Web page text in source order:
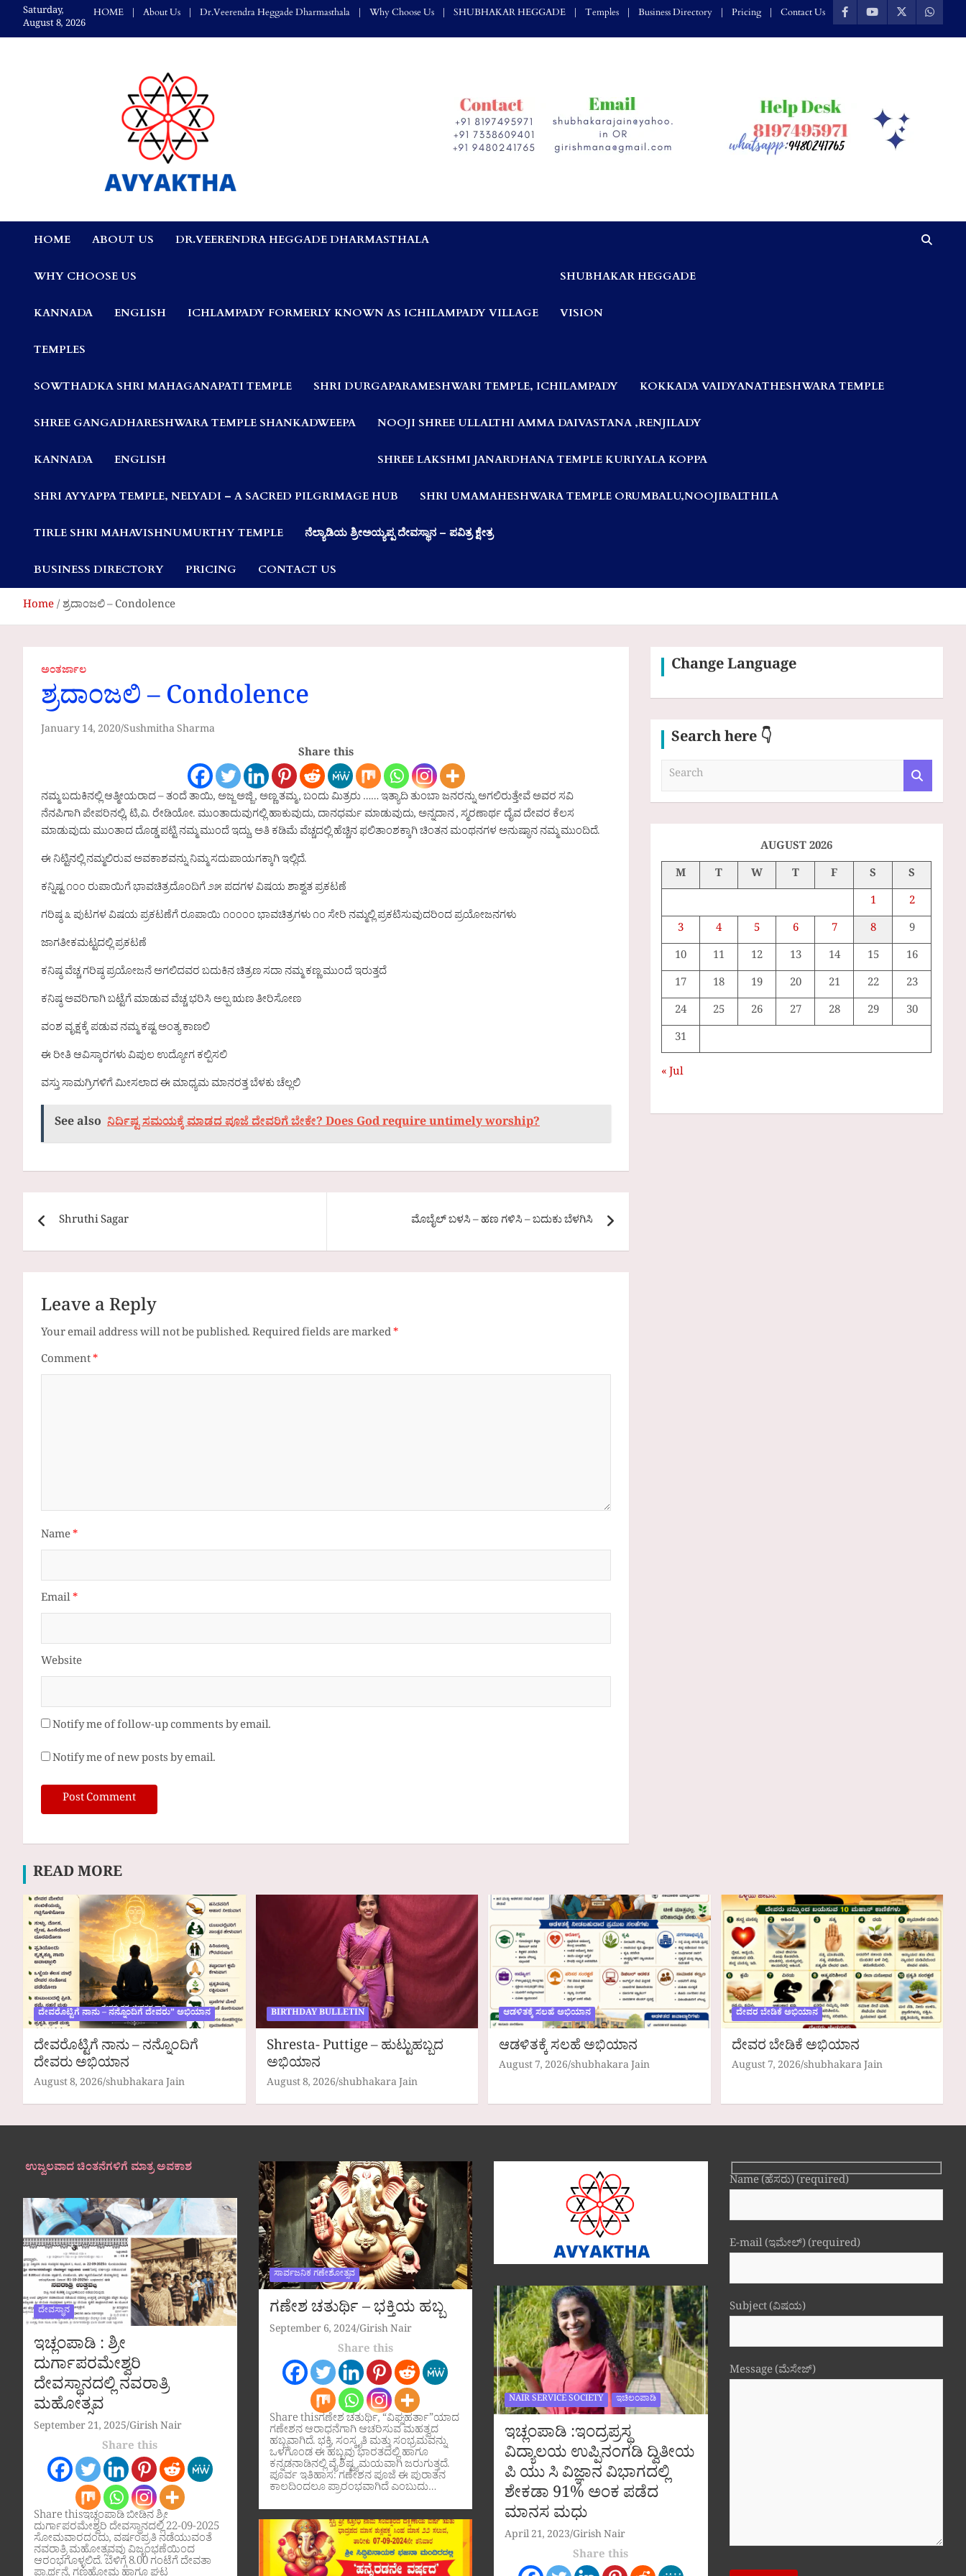
content
Saturday,
August 8, 2026
HOME About Us Dr.Veerendra Heggade Dharmasthala Why Choose Us SHUBHAKAR HEGGADE Temples Business Directory Pricing Contact Us
Avyaktha Bulletin:
Connecting Temples,
Professionals, &
Communities
HOME ABOUT US DR.VEERENDRA HEGGADE DHARMASTHALA
WHY CHOOSE US
KANNADA ENGLISH ICHLAMPADY FORMERLY KNOWN AS ICHILAMPADY VILLAGE
SHUBHAKAR HEGGADE
VISION
TEMPLES
SOWTHADKA SHRI MAHAGANAPATI TEMPLE SHRI DURGAPARAMESHWARI TEMPLE, ICHILAMPADY KOKKADA VAIDYANATHESHWARA TEMPLE
SHREE GANGADHARESHWARA TEMPLE SHANKADWEEPA
KANNADA ENGLISH
NOOJI SHREE ULLALTHI AMMA DAIVASTANA ,RENJILADY
SHREE LAKSHMI JANARDHANA TEMPLE KURIYALA KOPPA
SHRI AYYAPPA TEMPLE, NELYADI – A SACRED PILGRIMAGE HUB SHRI UMAMAHESHWARA TEMPLE ORUMBALU,NOOJIBALTHILA
TIRLE SHRI MAHAVISHNUMURTHY TEMPLE ನೆಲ್ಯಾಡಿಯ ಶ್ರೀಅಯ್ಯಪ್ಪ ದೇವಸ್ಥಾನ – ಪವಿತ್ರ ಕ್ಷೇತ್ರ
BUSINESS DIRECTORY PRICING CONTACT US
Home ಶ್ರದಾಂಜಲಿ – Condolence
ಅಂತರ್ಜಾಲ
ಶ್ರದಾಂಜಲಿ – Condolence
January 14, 2020Sushmitha Sharma
Share this
ನಮ್ಮ ಬದುಕಿನಲ್ಲಿ ಆತ್ಮೀಯರಾದ – ತಂದೆ ತಾಯಿ, ಅಜ್ಜ ಅಜ್ಜಿ , ಅಣ್ಣ ತಮ್ಮ , ಬಂದು ಮಿತ್ರರು …… ಇತ್ಯಾದಿ ತುಂಬಾ ಜನರನ್ನು ಅಗಲಿರುತ್ತೇವೆ ಅವರ ಸವಿ
ನೆನಪಿಗಾಗಿ ಪೇಪರಿನಲ್ಲಿ, ಟಿ,ವಿ. ರೇಡಿಯೋ. ಮುಂತಾದುವುಗಲ್ಲಿ ಹಾಕುವುದು, ದಾನಧರ್ಮ ಮಾಡುವುದು, ಅನ್ನದಾನ , ಸ್ಮರಣಾರ್ಥ ದೈವ ದೇವರ ಕೆಲಸ
ಮಾಡುವುದು ಮುಂತಾದ ದೊಡ್ಡ ಪಟ್ಟಿ ನಮ್ಮ ಮುಂದೆ ಇದ್ದು, ಅತಿ ಕಡಿಮೆ ವೆಚ್ಚದಲ್ಲಿ ಹೆಚ್ಚಿನ ಫಲಿತಾಂಶಕ್ಕಾಗಿ ಚಿಂತನ ಮಂಥನಗಳ ಅನುಷ್ಠಾನ ನಮ್ಮ ಮುಂದಿದೆ.
ಈ ನಿಟ್ಟಿನಲ್ಲಿ ನಮ್ಮಲಿರುವ ಅವಕಾಶವನ್ನು ನಿಮ್ಮ ಸದುಪಾಯಗಕ್ಕಾಗಿ ಇಲ್ಲಿದೆ.
ಕನ್ನಿಷ್ಟ ೧೦೦ ರುಪಾಯಿಗೆ ಭಾವಚಿತ್ರದೊಂದಿಗೆ ೨೫ ಪದಗಳ ವಿಷಯ ಶಾಶ್ವತ ಪ್ರಕಟಣೆ
ಗರಿಷ್ಠ ೩ ಪುಟಗಳ ವಿಷಯ ಪ್ರಕಟಣೆಗೆ ರೂಪಾಯಿ ೧೦೦೦೦ ಭಾವಚಿತ್ರಗಳು ೧೦ ಸೇರಿ ನಮ್ಮಲ್ಲಿ ಪ್ರಕಟಿಸುವುದರಿಂದ ಪ್ರಯೋಜನಗಳು
ಜಾಗತೀಕಮಟ್ಟದಲ್ಲಿ ಪ್ರಕಟಣೆ
ಕನಿಷ್ಠ ವೆಚ್ಚ ಗರಿಷ್ಠ ಪ್ರಯೋಜನೆ ಅಗಲಿದವರ ಬದುಕಿನ ಚಿತ್ರಣ ಸದಾ ನಮ್ಮ ಕಣ್ಣ ಮುಂದೆ ಇರುತ್ತದೆ
ಕನಿಷ್ಠ ಅವರಿಗಾಗಿ ಬಟ್ಟೆಗೆ ಮಾಡುವ ವೆಚ್ಚ ಭರಿಸಿ ಅಲ್ಪ ಋಣ ತೀರಿಸೋಣ
ವಂಶ ವೃಕ್ಷಕ್ಕೆ ಪಡುವ ನಮ್ಮ ಕಷ್ಟ ಅಂತ್ಯ ಕಾಣಲಿ
ಈ ರೀತಿ ಆವಿಸ್ಕಾರಗಳು ವಿಪುಲ ಉದ್ಯೋಗ ಕಲ್ಪಿಸಲಿ
ವಸ್ತು ಸಾಮಗ್ರಿಗಳಿಗೆ ಮೀಸಲಾದ ಈ ಮಾಧ್ಯಮ ಮಾನರತ್ತ ಬೆಳಕು ಚೆಲ್ಲಲಿ
See also ನಿರ್ದಿಷ್ಟ ಸಮಯಕ್ಕೆ ಮಾಡದ ಪೂಜೆ ದೇವರಿಗೆ ಬೇಕೇ? Does God require untimely worship?
Post
navigation
Shruthi Sagar ಮೊಬೈಲ್ ಬಳಸಿ – ಹಣ ಗಳಿಸಿ – ಬದುಕು ಬೆಳಗಿಸಿ
Leave a Reply
Your email address will not be published.Required fields are marked*
Comment*
Name*
Email*
Website
Notify me of follow-up comments by email.
Notify me of new posts by email.
Change Language
Search here 👇
a
AUGUST 2026
M
T W T F S
S
1
2
3
4 5 6 7 8
9
10
11 12 13 14 15
16
17
18 19 20 21 22
23
24
25 26 27 28 29
30
31
« Jul
READ MORE
ದೇವರೊಟ್ಟಿಗೆ ನಾನು – ನನ್ನೊಂದಿಗೆ ದೇವರು” ಅಭಿಯಾನ
ದೇವರೊಟ್ಟಿಗೆ ನಾನು – ನನ್ನೊಂದಿಗೆ
ದೇವರು ಅಭಿಯಾನ
August 8, 2026 shubhakara Jain
BIRTHDAY BULLETIN
Shresta- Puttige – ಹುಟ್ಟುಹಬ್ಬದ
ಅಭಿಯಾನ
August 8, 2026shubhakara Jain
ಆಡಳಿತಕ್ಕೆ ಸಲಹೆ ಅಭಿಯಾನ
ಆಡಳಿತಕ್ಕೆ ಸಲಹೆ ಅಭಿಯಾನ
August 7, 2026 shubhakara Jain
ದೇವರ ಬೇಡಿಕೆ ಅಭಿಯಾನ
ದೇವರ ಬೇಡಿಕೆ ಅಭಿಯಾನ
August 7, 2026shubhakara Jain
ಉಜ್ವಲವಾದ ಚಿಂತನೆಗಳಿಗೆ ಮಾತ್ರ ಅವಕಾಶ
ದೇವಸ್ಥಾನ
ಇಚ್ಲಂಪಾಡಿ : ಶ್ರೀ
ದುರ್ಗಾಪರಮೇಶ್ವರಿ
ದೇವಸ್ಥಾನದಲ್ಲಿ ನವರಾತ್ರಿ
ಮಹೋತ್ಸವ
September 21, 2025 Girish Nair
Share this
Share thisಇಚ್ಲಂಪಾಡಿ ಬೀಡಿನ ಶ್ರೀ
ದುರ್ಗಾಪರಮೇಶ್ವರಿ ದೇವಸ್ಥಾನದಲ್ಲಿ 22-09-2025
ಸೋಮವಾರದಂದು, ವರ್ಷಂಪ್ರತಿ ನಡೆಯುವಂತೆ
ನವರಾತ್ರಿ ಮಹೋತ್ಸವವು ವಿಜೃಂಭಣೆಯಿಂದ
ಆರಂಭಗೊಳ್ಳಲಿದೆ. ಬೆಳಿಗ್ಗೆ 8.00 ಗಂಟೆಗೆ ದೇವತಾ
ಸಾರ್ವಜನಿಕ ಗಣೇಶೋತ್ಸವ
ಗಣೇಶ ಚತುರ್ಥಿ – ಭಕ್ತಿಯ ಹಬ್ಬ
September 6, 2024Girish Nair
Share this
Share thisಗಣೇಶ ಚತುರ್ಥಿ, “ವಿಘ್ನಹರ್ತಾ”ಯಾದ
ಗಣೇಶನ ಆರಾಧನೆಗಾಗಿ ಆಚರಿಸುವ ಮಹತ್ವದ
ಹಬ್ಬವಾಗಿದೆ. ಭಕ್ತಿ, ಸಂಸ್ಕೃತಿ ಮತ್ತು ಸಂಭ್ರಮವನ್ನು
ಒಳಗೊಂಡ ಈ ಹಬ್ಬವು ಭಾರತದಲ್ಲಿ ಹಾಗೂ
ಕನ್ನಡನಾಡಿನಲ್ಲಿ ವೈಶಿಷ್ಟ್ಯಮಯವಾಗಿ ಜರುಗುತ್ತದೆ.
ಪೂರ್ವ ಇತಿಹಾಸ: ಗಣೇಶನ ಪೂಜೆ ಈ ಪುರಾತನ
ಕಾಲದಿಂದಲೂ ಪ್ರಾರಂಭವಾಗಿದೆ ಎಂಬುದು…
NAIR SERVICE SOCIETY ಇಚಿಲಂಪಾಡಿ
ಇಚ್ಲಂಪಾಡಿ :ಇಂದ್ರಪ್ರಸ್ಥ
ವಿದ್ಯಾಲಯ ಉಪ್ಪಿನಂಗಡಿ ದ್ವಿತೀಯ
ಪಿ ಯು ಸಿ ವಿಜ್ಞಾನ ವಿಭಾಗದಲ್ಲಿ
ಶೇಕಡಾ 91% ಅಂಕ ಪಡೆದ
ಮಾನಸ ಮಧು
April 21, 2023 Girish Nair
Share this
Name (ಹೆಸರು) (required)
E-mail (ಇಮೇಲ್) (required)
Subject (ವಿಷಯ)
Message (ಮೆಸೇಜ್)